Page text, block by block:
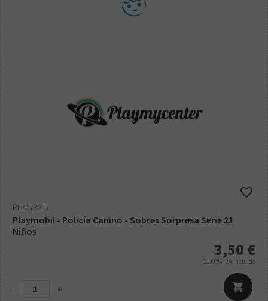
PL70732-5
Playmobil - Policía Canino - Sobres Sorpresa Serie 21
Niños
3,50 €
21.00% IVA incluido
- +